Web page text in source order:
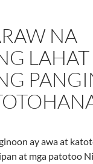
NA
ay awa at
at mga patotoo